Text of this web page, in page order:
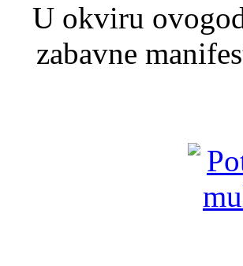
U okviru
zabavne